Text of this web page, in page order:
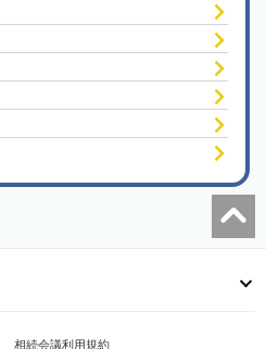
相続会議利用規約